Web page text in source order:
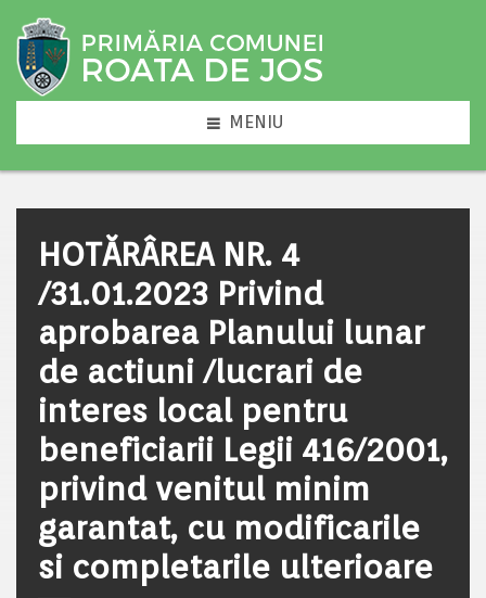
MENIU
HOTĂRÂREA NR. 4
/31.01.2023 Privind
aprobarea Planului lunar
de actiuni /lucrari de
interes local pentru
beneficiarii Legii 416/2001,
privind venitul minim
garantat, cu modificarile
si completarile ulterioare